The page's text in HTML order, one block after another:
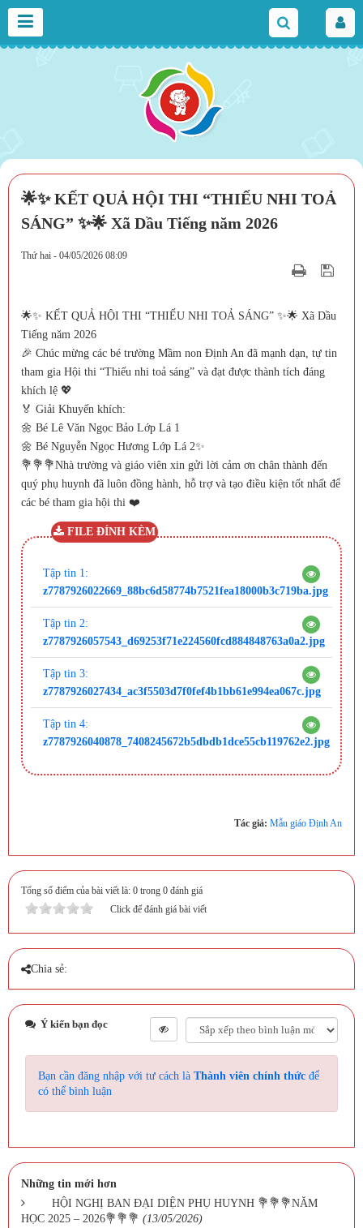
🌟✨ KẾT QUẢ HỘI THI “THIẾU NHI TOẢ
SÁNG” ✨🌟 Xã Dầu Tiếng năm 2026
Thứ hai - 04/05/2026 08:09
🌟✨ KẾT QUẢ HỘI THI “THIẾU NHI TOẢ SÁNG” ✨🌟 Xã Dầu
Tiếng năm 2026
🎉 Chúc mừng các bé trường Mầm non Định An đã mạnh dạn, tự tin
tham gia Hội thi “Thiếu nhi toả sáng” và đạt được thành tích đáng
khích lệ 💖
🏅 Giải Khuyến khích:
🌼 Bé Lê Văn Ngọc Bảo Lớp Lá 1
🌼 Bé Nguyễn Ngọc Hương Lớp Lá 2✨
💐💐💐Nhà trường và giáo viên xin gửi lời cảm ơn chân thành đến
quý phụ huynh đã luôn đồng hành, hỗ trợ và tạo điều kiện tốt nhất để
các bé tham gia hội thi ❤️
FILE ĐÍNH KÈM
Tập tin 1:
z7787926022669_88bc6d58774b7521fea18000b3c719ba.jpg
Tập tin 2:
z7787926057543_d69253f71e224560fcd884848763a0a2.jpg
Tập tin 3:
z7787926027434_ac3f5503d7f0fef4b1bb61e994ea067c.jpg
Tập tin 4:
z7787926040878_7408245672b5dbdb1dce55cb119762e2.jpg
Tác giả: Mẫu giáo Định An
Tổng số điểm của bài viết là: 0 trong 0 đánh giá
Click để đánh giá bài viết
Chia sẻ:
Ý kiến bạn đọc
Bạn cần đăng nhập với tư cách là Thành viên chính thức để
có thể bình luận
Những tin mới hơn
HỘI NGHỊ BAN ĐẠI DIỆN PHỤ HUYNH 💐💐💐NĂM
HỌC 2025 – 2026💐💐💐 (13/05/2026)